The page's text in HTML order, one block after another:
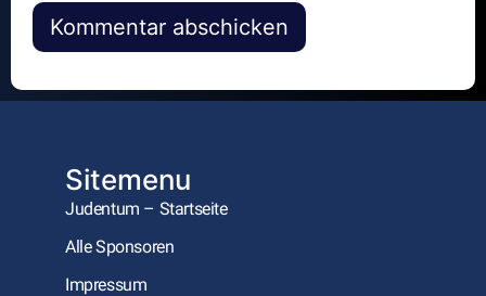
Alternative:
Sitemenu
Judentum – Startseite
Alle Sponsoren
Impressum